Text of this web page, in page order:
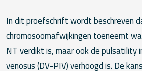
In dit proefschrift wordt beschreven
chromosoomafwijkingen toeneemt
NT verdikt is, maar ook de pulsatility
venosus (DV-PIV) verhoogd is. De